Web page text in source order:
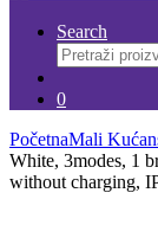
Search
Pretraži:
0
PočetnaMali
White, 3modes, 1
without charging,